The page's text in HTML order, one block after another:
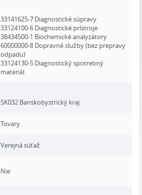
33141625-7 Diagnostické súpravy
33124100-6 Diagnostické prístroje
38434500-1 Biochemické analyzátory
60000000-8 Dopravné služby (bez prepravy
odpadu)
33124130-5 Diagnostický spotrebný
materiál
SK032 Banskobystrický kraj
Tovary
Verejná súťaž
Nie